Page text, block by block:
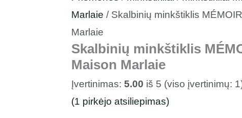
Marlaie / Skalbinių minkštiklis
Marlaie
Skalbinių minkštiklis
Maison Marlaie
Įvertinimas: 5.00 iš 5 (viso įvertinimų: 1
(1 pirkėjo atsiliepimas)